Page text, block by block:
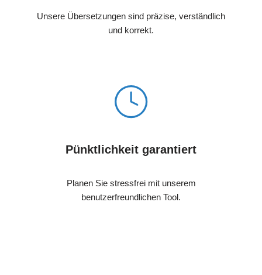
Unsere Übersetzungen sind präzise, verständlich
und korrekt.
Pünktlichkeit garantiert
Planen Sie stressfrei mit unserem
benutzerfreundlichen Tool.